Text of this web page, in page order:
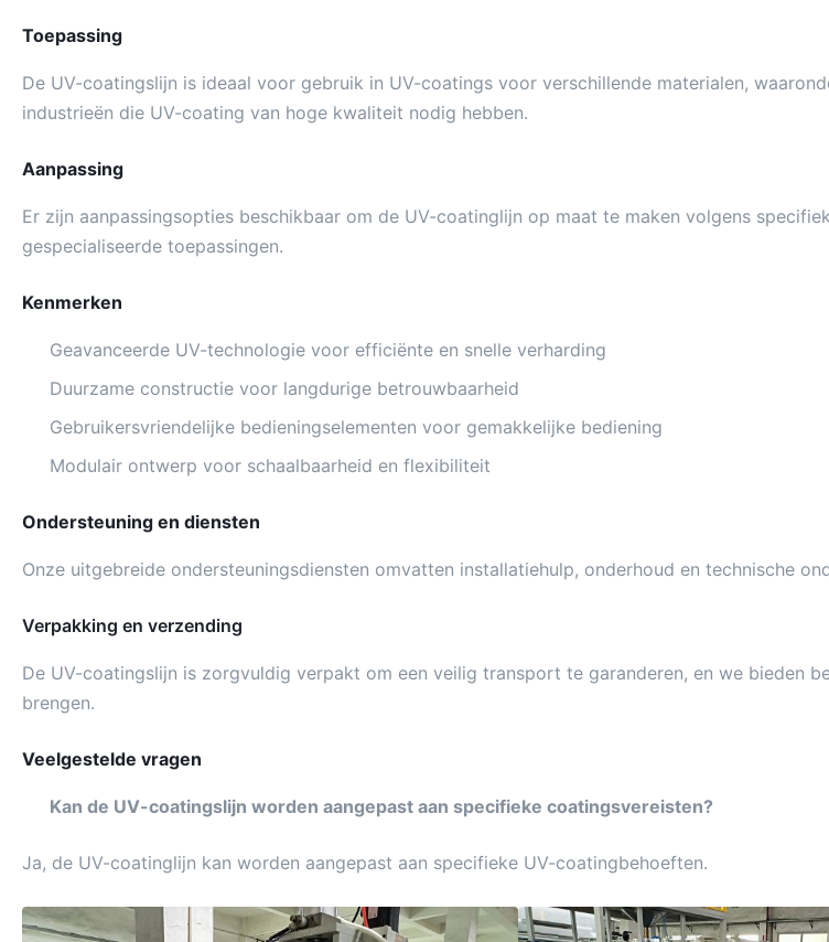
Toepassing
De UV-coatingslijn is ideaal voor gebruik in UV-coatings voor verschillende materialen,
industrieën die UV-coating van hoge kwaliteit nodig hebben.
Aanpassing
Er zijn aanpassingsopties beschikbaar om de UV-coatinglijn op maat te maken volgens
gespecialiseerde toepassingen.
Kenmerken
Geavanceerde UV-technologie voor efficiënte en snelle verharding
Duurzame constructie voor langdurige betrouwbaarheid
Gebruikersvriendelijke bedieningselementen voor gemakkelijke bediening
Modulair ontwerp voor schaalbaarheid en flexibiliteit
Ondersteuning en diensten
Onze uitgebreide ondersteuningsdiensten omvatten installatiehulp, onderhoud en technische
Verpakking en verzending
De UV-coatingslijn is zorgvuldig verpakt om een veilig transport te garanderen, en we bieden
brengen.
Veelgestelde vragen
Kan de UV-coatingslijn worden aangepast aan specifieke coatingsvereisten?
Ja, de UV-coatinglijn kan worden aangepast aan specifieke UV-coatingbehoeften.